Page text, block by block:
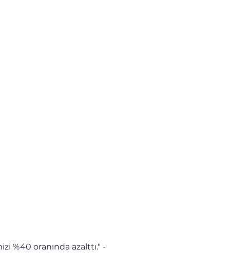
%40 oranında azalttı." -